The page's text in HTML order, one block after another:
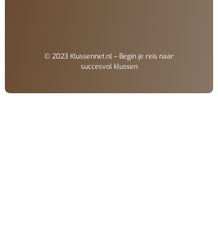
© 2023 Klussennet.nl – Begin je reis naar
succesvol klussen